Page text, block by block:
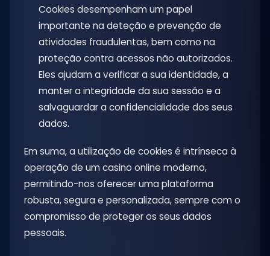
Cookies desempenham um papel
importante na deteção e prevenção de
atividades fraudulentas, bem como na
proteção contra acessos não autorizados.
Eles ajudam a verificar a sua identidade, a
manter a integridade da sua sessão e a
salvaguardar a confidencialidade dos seus
dados.
Em suma, a utilização de cookies é intrínseca à
operação de um casino online moderno,
permitindo-nos oferecer uma plataforma
robusta, segura e personalizada, sempre com o
compromisso de proteger os seus dados
pessoais.